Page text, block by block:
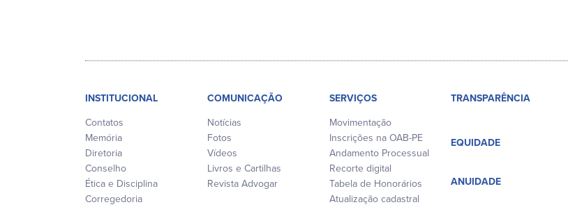
INSTITUCIONAL
Contatos
Memória
Diretoria
Conselho
Ética e Disciplina
Corregedoria
COMUNICAÇÃO
Notícias
Fotos
Vídeos
Livros e Cartilhas
Revista Advogar
SERVIÇOS
Movimentação
Inscrições na OAB-PE
Andamento Processual
Recorte digital
Tabela de Honorários
Atualização cadastral
TRANSPARÊNCIA
EQUIDADE
ANUIDADE